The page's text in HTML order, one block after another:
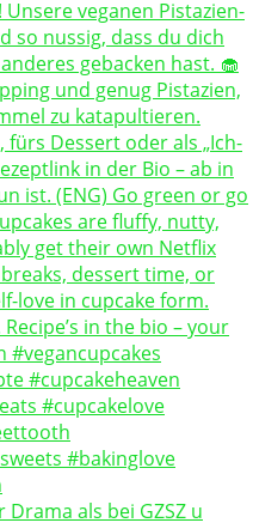
Drama als bei GZSZ u